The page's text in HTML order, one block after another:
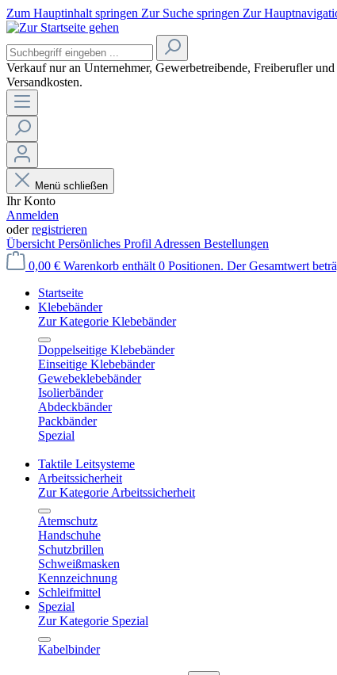
Zum Hauptinhalt springen Zur Suche springen Zur
Verkauf nur an Unternehmer, Gewerbetreibende, Freiberufler
Versandkosten.
Menü schließen
Ihr Konto
Anmelden
oderregistrieren
Übersicht Persönliches Profil Adressen Bestellungen
0,00 € Warenkorb enthält 0 Positionen. Der Gesamtwert
Startseite
Klebebänder
Zur Kategorie Klebebänder
Doppelseitige Klebebänder
Einseitige Klebebänder
Gewebeklebebänder
Isolierbänder
Abdeckbänder
Packbänder
Spezial
Taktile Leitsysteme
Arbeitssicherheit
Zur Kategorie Arbeitssicherheit
Atemschutz
Handschuhe
Schutzbrillen
Schweißmasken
Kennzeichnung
Schleifmittel
Spezial
Zur Kategorie Spezial
Kabelbinder